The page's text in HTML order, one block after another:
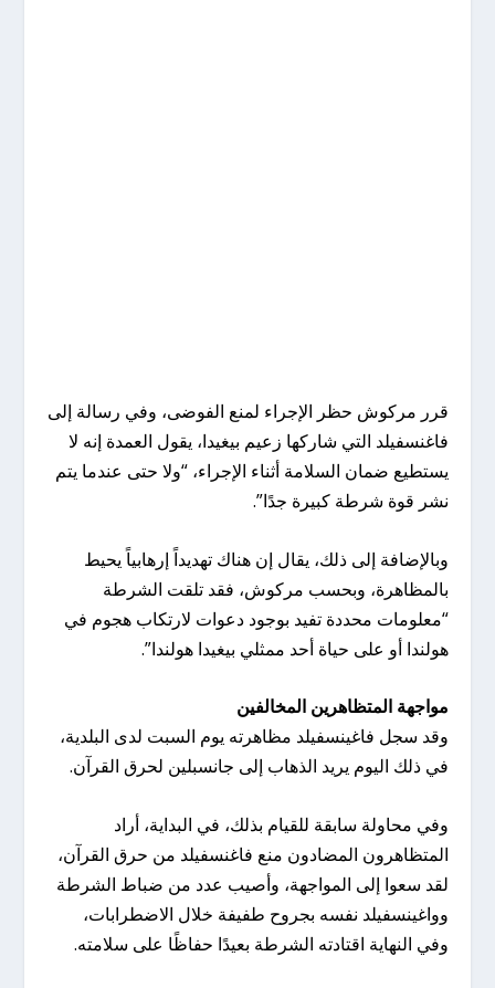
قرر مركوش حظر الإجراء لمنع الفوضى، وفي رسالة إلى
فاغنسفيلد التي شاركها زعيم بيغيدا، يقول العمدة إنه لا
يستطيع ضمان السلامة أثناء الإجراء، “ولا حتى عندما يتم
نشر قوة شرطة كبيرة جدًا”.
وبالإضافة إلى ذلك، يقال إن هناك تهديداً إرهابياً يحيط
بالمظاهرة، وبحسب مركوش، فقد تلقت الشرطة
“معلومات محددة تفيد بوجود دعوات لارتكاب هجوم في
هولندا أو على حياة أحد ممثلي بيغيدا هولندا”.
مواجهة المتظاهرين المخالفين
وقد سجل فاغينسفيلد مظاهرته يوم السبت لدى البلدية،
في ذلك اليوم يريد الذهاب إلى جانسبلين لحرق القرآن.
وفي محاولة سابقة للقيام بذلك، في البداية، أراد
المتظاهرون المضادون منع فاغنسفيلد من حرق القرآن،
لقد سعوا إلى المواجهة، وأصيب عدد من ضباط الشرطة
وواغينسفيلد نفسه بجروح طفيفة خلال الاضطرابات،
وفي النهاية اقتادته الشرطة بعيدًا حفاظًا على سلامته.